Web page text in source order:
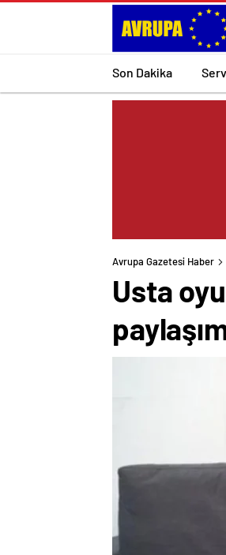
Son Dakika
Avrupa Gazetesi Haber
Usta